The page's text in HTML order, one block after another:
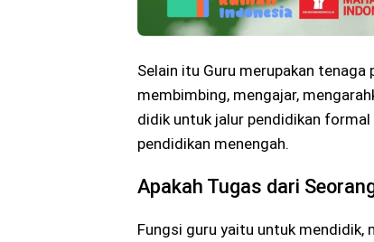
Selain itu Guru merupakan
membimbing, mengajar,
didik untuk jalur pendidikan formal
pendidikan menengah.
Apakah Tugas dari
Fungsi guru yaitu untuk mendidik,